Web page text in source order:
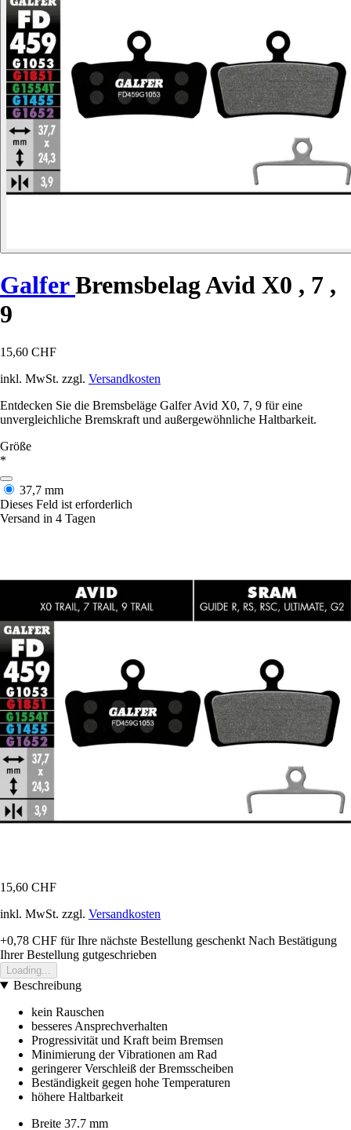
GalferBremsbelag Avid X0 , 7 ,
9
15,60 CHF
inkl. MwSt. zzgl. Versandkosten
Entdecken Sie die Bremsbeläge Galfer Avid X0, 7, 9 für eine
unvergleichliche Bremskraft und außergewöhnliche Haltbarkeit.
Größe
*
37,7 mm
Dieses Feld ist erforderlich
Versand in 4 Tagen
15,60 CHF
inkl. MwSt. zzgl. Versandkosten
+0,78 CHF für Ihre nächste Bestellung geschenkt Nach Bestätigung
Ihrer Bestellung gutgeschrieben
Loading...
Beschreibung
kein Rauschen
besseres Ansprechverhalten
Progressivität und Kraft beim Bremsen
Minimierung der Vibrationen am Rad
geringerer Verschleiß der Bremsscheiben
Beständigkeit gegen hohe Temperaturen
höhere Haltbarkeit
Breite 37.7 mm